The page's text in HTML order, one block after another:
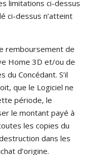
limitations ci-dessus
ci-dessus n’atteint
remboursement de
Home 3D et/ou de
Concédant. S’il
que le Logiciel ne
période, le
le montant payé à
les copies du
dans les
d’origine.